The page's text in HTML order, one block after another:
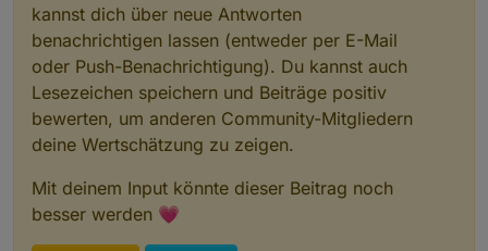
kannst dich über neue Antworten
benachrichtigen lassen (entweder per E-Mail
oder Push-Benachrichtigung). Du kannst auch
Lesezeichen speichern und Beiträge positiv
bewerten, um anderen Community-Mitgliedern
deine Wertschätzung zu zeigen.
Mit deinem Input könnte dieser Beitrag noch
besser werden 💗